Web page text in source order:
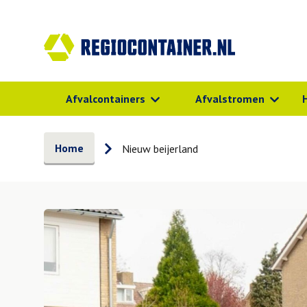
Afvalcontainers Afvalstromen
Home Nieuw beijerland